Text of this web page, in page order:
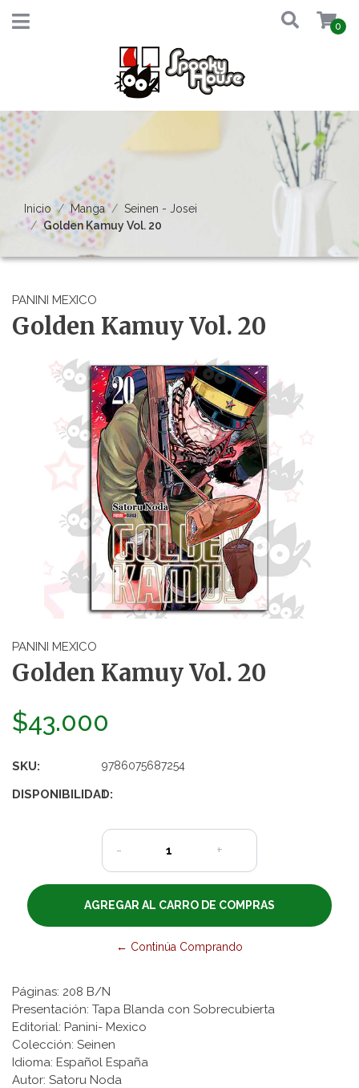
0
Inicio Manga
Seinen - Josei
Golden Kamuy Vol. 20
PANINI MEXICO
Golden Kamuy Vol. 20
PANINI MEXICO
Golden Kamuy Vol. 20
$43.000
SKU: 9786075687254
DISPONIBILIDAD:
1
- +
← Continúa Comprando
Páginas: 208 B/N
Presentación: Tapa Blanda con Sobrecubierta
Editorial: Panini- Mexico
Colección: Seinen
Idioma: Español España
Autor: Satoru Noda